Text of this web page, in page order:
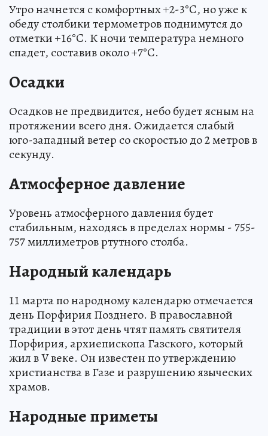
Утро начнется с комфортных +2-3°C, но уже к
обеду столбики термометров поднимутся до
отметки +16°C. К ночи температура немного
спадет, составив около +7°C.
Осадки
Осадков не предвидится, небо будет ясным на
протяжении всего дня. Ожидается слабый
юго-западный ветер со скоростью до 2 метров в
секунду.
Атмосферное давление
Уровень атмосферного давления будет
стабильным, находясь в пределах нормы - 755-
757 миллиметров ртутного столба.
Народный календарь
11 марта по народному календарю отмечается
день Порфирия Позднего. В православной
традиции в этот день чтят память святителя
Порфирия, архиепископа Газского, который
жил в V веке. Он известен по утверждению
христианства в Газе и разрушению языческих
храмов.
Народные приметы